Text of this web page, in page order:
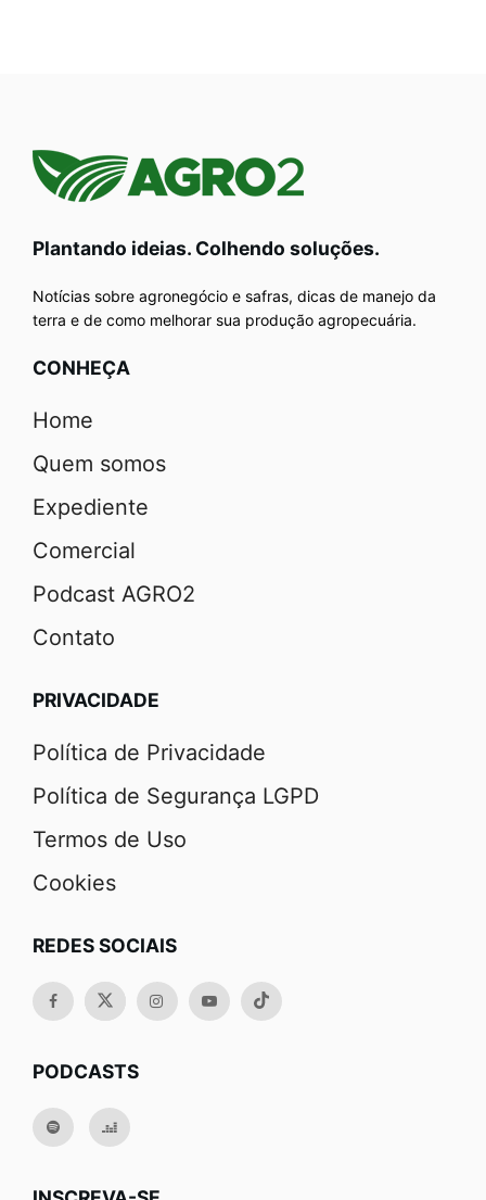
Plantando ideias. Colhendo soluções.
Notícias sobre agronegócio e safras, dicas de manejo da
terra e de como melhorar sua produção agropecuária.
CONHEÇA
Home
Quem somos
Expediente
Comercial
Podcast AGRO2
Contato
PRIVACIDADE
Política de Privacidade
Política de Segurança LGPD
Termos de Uso
Cookies
REDES SOCIAIS
PODCASTS